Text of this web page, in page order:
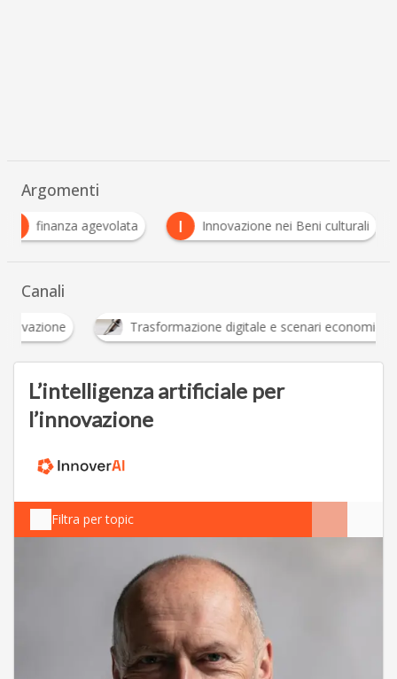
Argomenti
F
finanza agevolata I Innovazione nei Beni culturali
Canali
Innovazione Trasformazione digitale e scenari
L’intelligenza artificiale per
l’innovazione
Filtra per topic